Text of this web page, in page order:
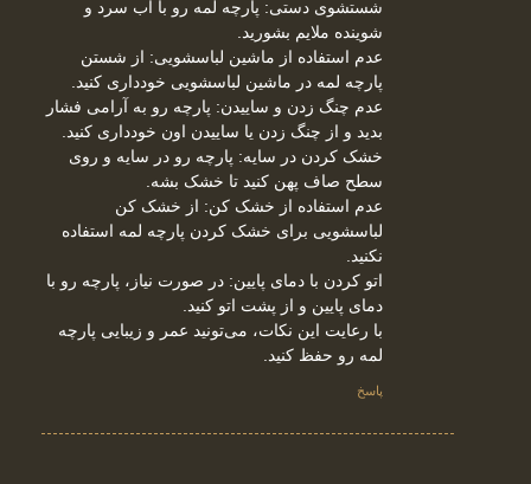
شستشوی دستی: پارچه لمه رو با آب سرد و
شوینده ملایم بشورید.
عدم استفاده از ماشین لباسشویی: از شستن
پارچه لمه در ماشین لباسشویی خودداری کنید.
عدم چنگ زدن و ساییدن: پارچه رو به آرامی فشار
بدید و از چنگ زدن یا ساییدن اون خودداری کنید.
خشک کردن در سایه: پارچه رو در سایه و روی
سطح صاف پهن کنید تا خشک بشه.
عدم استفاده از خشک کن: از خشک کن
لباسشویی برای خشک کردن پارچه لمه استفاده
نکنید.
اتو کردن با دمای پایین: در صورت نیاز، پارچه رو با
دمای پایین و از پشت اتو کنید.
با رعایت این نکات، می‌تونید عمر و زیبایی پارچه
لمه رو حفظ کنید.
پاسخ